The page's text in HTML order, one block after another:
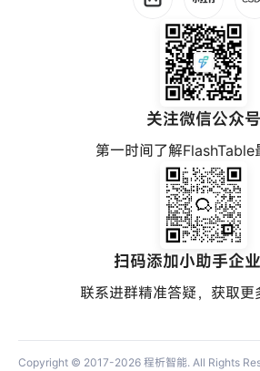
关注微信公众号
第一时间了解FlashTable
扫码添加小助手企
联系进群精准答疑，获取更
Copyright © 2017-2026 程析智能. All Rights